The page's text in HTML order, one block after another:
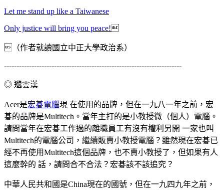
Let me stand up like a Taiwanese
Only justice will bring you peace!
（作者就讀國立中正大學政治系）
-----------------------------------------------------------------------
◎ 邈雲漢
Acer是宏碁電腦現 在使用的品牌，但在一九八一年之前，宏
碁的品牌是Multitech。當年主打的是小教授微（個人）電腦。
請問當年在宏碁工作過的離職員工有沒有權利另開 一家也叫
Multitech的電腦公司，繼續販賣小教授電腦？雖然現在宏碁已
經不再使用Multitech這個品牌，也不賣小教授了，但如果有人
這麼幹的 話，請問合不合法？宏碁該不該追究？
中華人民共和國是China現在的國號，但在一九四九年之前，